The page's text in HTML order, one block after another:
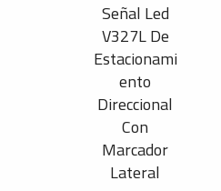
Señal Led
V327L De
Estacionami
ento
Direccional
Con
Marcador
Lateral